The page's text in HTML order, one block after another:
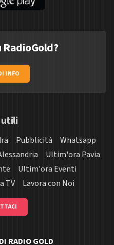
INFO
Pubblicità
Whatsapp
Ultim'ora Pavia
Ultim'ora Eventi
TV Lavora con Noi
RADIO GOLD